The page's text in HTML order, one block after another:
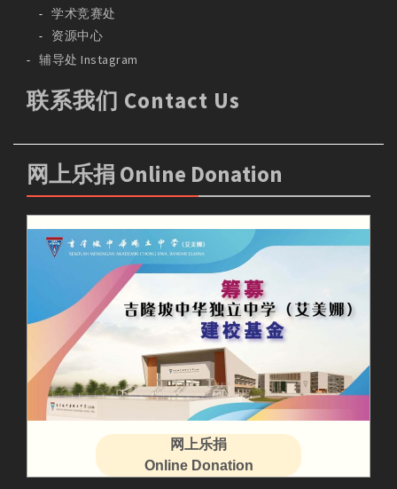
学术竞赛处
资源中心
辅导处 Instagram
联系我们 Contact Us
网上乐捐 Online Donation
网上乐捐
Online Donation